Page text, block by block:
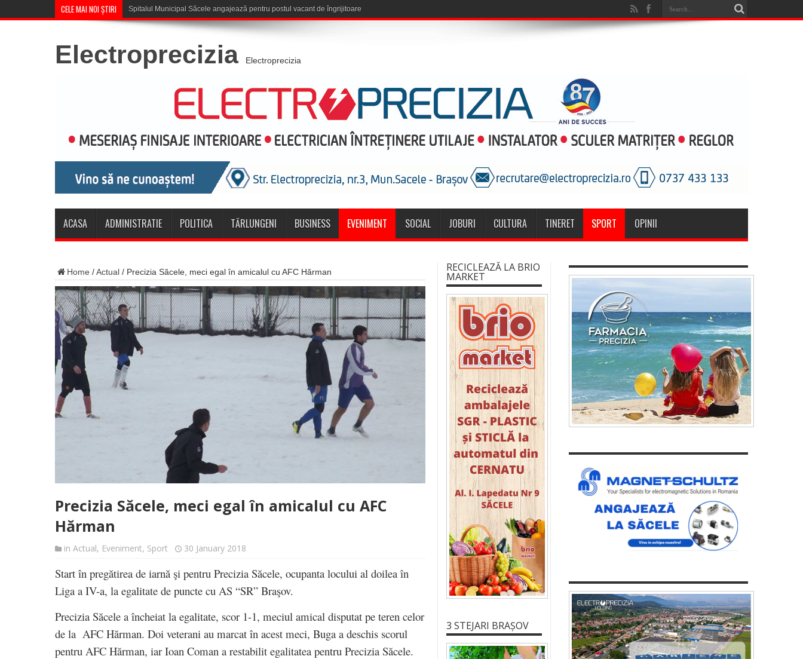
CELE MAI NOI ȘTIRI Săcele: Acțiune a polițiștilor pen
Electroprecizia Electroprecizia
ACASA ADMINISTRATIE POLITICA TĂRLUNGENI BUSINESS EVENIMENT SOCIAL JOBURI CULTURA TINERET SPORT OPINII
Home /Actual / Precizia Săcele, meci egal în amicalul cu AFC Hărman
Precizia Săcele, meci egal în amicalul cu AFC
Hărman
in Actual, Eveniment, Sport 30 January 2018
Start în pregătirea de iarnă şi pentru Precizia Săcele, ocupanta locului al doilea în
Liga a IV-a, la egalitate de puncte cu AS “SR” Braşov.
Precizia Săcele a încheiat la egalitate, scor 1-1, meciul amical disputat pe teren celor
de la AFC Hărman. Doi veterani au marcat în acest meci, Buga a deschis scorul
pentru AFC Hărman, iar Ioan Coman a restabilit egalitatea pentru Precizia Săcele.
RECICLEAZĂ LA BRIO
MARKET
3 STEJARI BRAȘOV